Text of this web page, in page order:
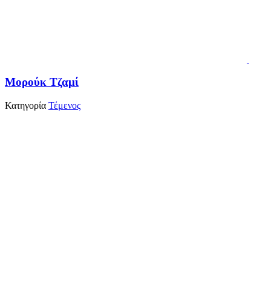
Μορούκ Τζαμί
Κατηγορία Τέμενος